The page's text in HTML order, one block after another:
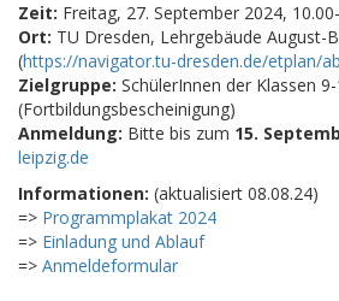
Zeit: Freitag, 27. September 2024,
Ort: TU Dresden, Lehrgebäude August-
(https://navigator.tu-dresden.de/etplan/
Zielgruppe: SchülerInnen der Klassen
(Fortbildungsbescheinigung)
Anmeldung: Bitte bis zum 15.
leipzig.de
Informationen: (aktualisiert 08.08.24)
=> Programmplakat 2024
=> Einladung und Ablauf
=> Anmeldeformular